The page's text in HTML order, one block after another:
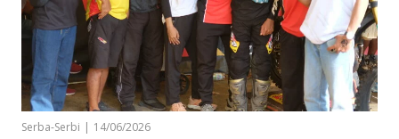
Serba-Serbi | 14/06/2026